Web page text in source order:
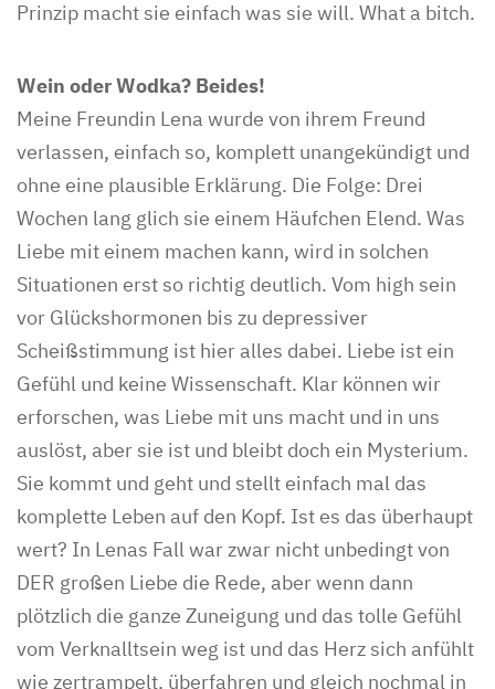
Prinzip macht sie einfach was sie will. What a bitch.
Wein oder Wodka? Beides!
Meine Freundin Lena wurde von ihrem Freund
verlassen, einfach so, komplett unangekündigt und
ohne eine plausible Erklärung. Die Folge: Drei
Wochen lang glich sie einem Häufchen Elend. Was
Liebe mit einem machen kann, wird in solchen
Situationen erst so richtig deutlich. Vom high sein
vor Glückshormonen bis zu depressiver
Scheißstimmung ist hier alles dabei. Liebe ist ein
Gefühl und keine Wissenschaft. Klar können wir
erforschen, was Liebe mit uns macht und in uns
auslöst, aber sie ist und bleibt doch ein Mysterium.
Sie kommt und geht und stellt einfach mal das
komplette Leben auf den Kopf. Ist es das überhaupt
wert? In Lenas Fall war zwar nicht unbedingt von
DER großen Liebe die Rede, aber wenn dann
plötzlich die ganze Zuneigung und das tolle Gefühl
vom Verknalltsein weg ist und das Herz sich anfühlt
wie zertrampelt, überfahren und gleich nochmal in